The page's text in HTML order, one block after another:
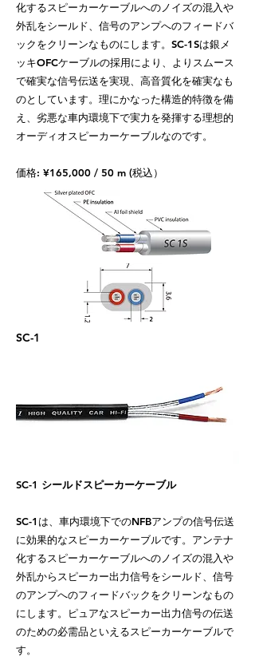
化するスピーカーケーブルへのノイズの混入や
外乱をシールド、信号のアンプへのフィードバ
ックをクリーンなものにします。SC-1Sは銀メ
ッキOFCケーブルの採用により、よりスムース
で確実な信号伝送を実現、高音質化を確実なも
のとしています。理にかなった構造的特徴を備
え、劣悪な車内環境下で実力を発揮する理想的
オーディオスピーカーケーブルなのです。
価格: ¥165,000 / 50 m (税込）
SC-1
SC-1 シールドスピーカーケーブル
SC-1は、車内環境下でのNFBアンプの信号伝送
に効果的なスピーカーケーブルです。アンテナ
化するスピーカーケーブルへのノイズの混入や
外乱からスピーカー出力信号をシールド、信号
のアンプへのフィードバックをクリーンなもの
にします。ピュアなスピーカー出力信号の伝送
のための必需品といえるスピーカーケーブルで
す。